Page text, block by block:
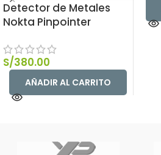
Detector de Metales
Nokta Pinpointer
S/380.00
AÑADIR AL CARRITO